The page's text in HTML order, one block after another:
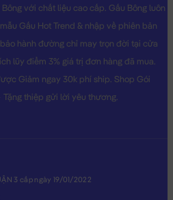
với chất liệu cao cấp. Gấu Bông luôn
Gấu Hot Trend & nhập về phiên bản
hành đường chỉ may trọn đời tại cửa
lũy điểm 3% giá trị đơn hàng đã mua.
Giảm ngay 30k phí ship. Shop Gói
Tặng thiệp gửi lời yêu thương.
3 cấp ngày 19/01/2022